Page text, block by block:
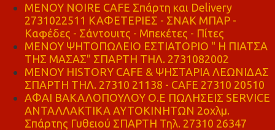
MENOY NOIRE CAFE Σπάρτη και Delivery
2731022511 ΚΑΦΕΤΕΡΙΕΣ - ΣΝΑΚ ΜΠΑΡ -
Καφέδες - Σάντουιτς - Μπεκέτες - Πίτες
ΜΕΝΟΥ ΨΗΤΟΠΩΛΕΙΟ ΕΣΤΙΑΤΟΡΙΟ " Η ΠΙΑΤΣΑ
ΤΗΣ ΜΑΣΑΣ" ΣΠΑΡΤΗ ΤΗΛ. 2731082002
ΜΕΝΟΥ HISTORY CAFE & ΨΗΣΤΑΡΙΑ ΛΕΩΝΙΔΑΣ
ΣΠΑΡΤΗ ΤΗΛ. 27310 21138 - CAFE 27310 20510
ΑΦΑΙ ΒΑΚΑΛΟΠΟΥΛΟΥ Ο.Ε ΠΩΛΗΣΕΙΣ SERVICE
ΑΝΤΑΛΛΑΚΤΙΚΑ ΑΥΤΟΚΙΝΗΤΩΝ 2οχλμ.
Σπάρτης Γυθειού ΣΠΑΡΤΗ Τηλ. 27310 26347